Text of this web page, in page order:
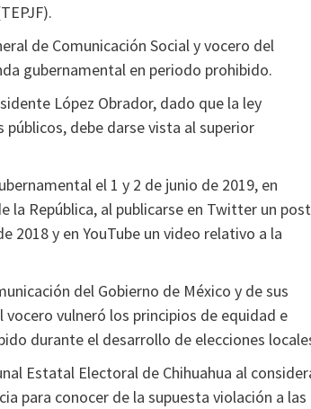
de Comunicación Social y vocero del
gubernamental en periodo prohibido.
López Obrador, dado que la ley
debe darse vista al superior
el 1 y 2 de junio de 2019, en
la República, al publicarse en Twitter un post
2018 y en YouTube un video relativo a la
del Gobierno de México y de sus
vulneró los principios de equidad e
durante el desarrollo de elecciones
Estatal Electoral de Chihuahua al
para conocer de la supuesta violación a las